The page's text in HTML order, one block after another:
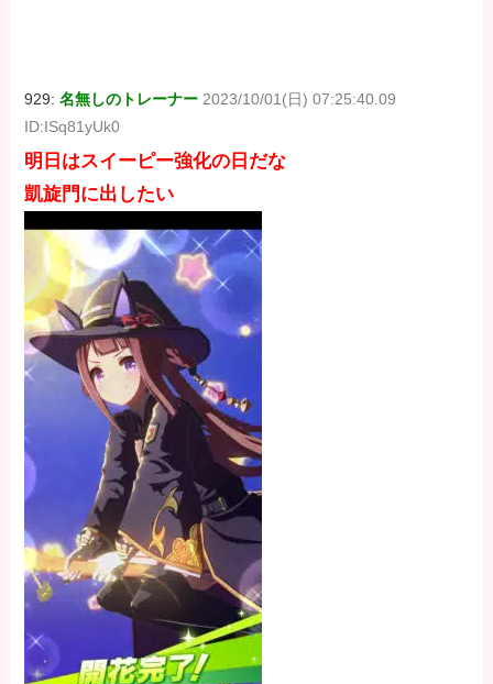
929:名無しのトレーナー 2023/10/01(日) 07:25:40.09
ID:ISq81yUk0
明日はスイーピー強化の日だな
凱旋門に出したい